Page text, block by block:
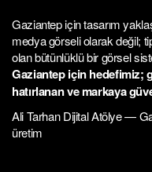
Gaziantep için tasarım
medya görseli olarak değil;
olan bütünlüklü bir görsel
Gaziantep için hedefimiz;
hatırlanan ve markaya
Ali Tarhan Dijital Atölye —
üretim